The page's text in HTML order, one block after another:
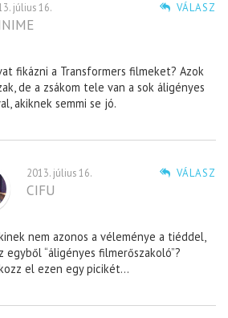
VÁLASZ
július 16.
fikázni a Transformers filmeket? Azok
de a zsákom tele van a sok áligényes
akiknek semmi se jó.
VÁLASZ
2013. július 16.
CIFU
nem azonos a véleménye a tiéddel,
egyből “áligényes filmerőszakoló”?
el ezen egy picikét…